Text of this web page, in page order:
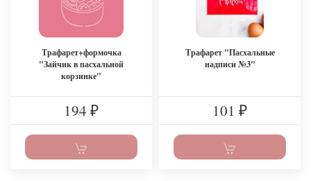
Трафарет+формочка
"Зайчик в пасхальной
корзинке"
194 ₽
Трафарет "Пасхальные
надписи №3"
101 ₽